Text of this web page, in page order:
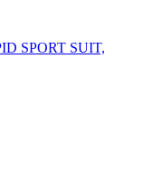
SPORT SUIT,